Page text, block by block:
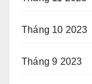
Tháng 10 2023
Tháng 9 2023